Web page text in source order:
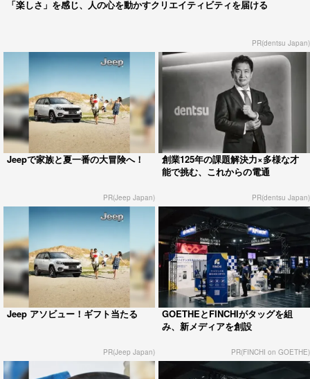
「楽しさ」を感じ、人の心を動かすクリエイティビティを届ける
PR(dentsu Japan)
Jeepで家族と夏一番の大冒険へ！
PR(Jeep Japan)
創業125年の課題解決力×多様な才
能で挑む、これからの電通
PR(dentsu Japan)
Jeep アソビュー！ギフト当たる
PR(Jeep Japan)
GOETHEとFINCHIがタッグを組
み、新メディアを創設
PR(FINCHI on GOETHE)